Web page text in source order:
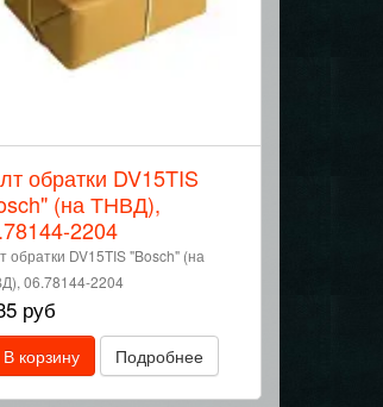
обратки DV15TIS
(на ТНВД),
2204
обратки DV15TIS "Bosch" (на
06.78144-2204
руб
В корзину Подробнее